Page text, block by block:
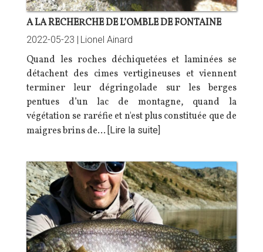
A LA RECHERCHE DE L’OMBLE DE FONTAINE
2022-05-23 | Lionel Ainard
Quand les roches déchiquetées et laminées se
détachent des cimes vertigineuses et viennent
terminer leur dégringolade sur les berges
pentues d’un lac de montagne, quand la
végétation se raréfie et n'est plus constituée que de
maigres brins de… [Lire la suite]